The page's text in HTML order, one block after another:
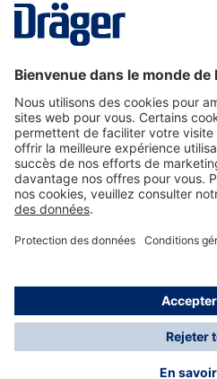
La
Nous contacter
A propos de Dräger
Informations
*Les taxes et les frais
dans les prix indiqués, sauf
supplémentaires peuvent